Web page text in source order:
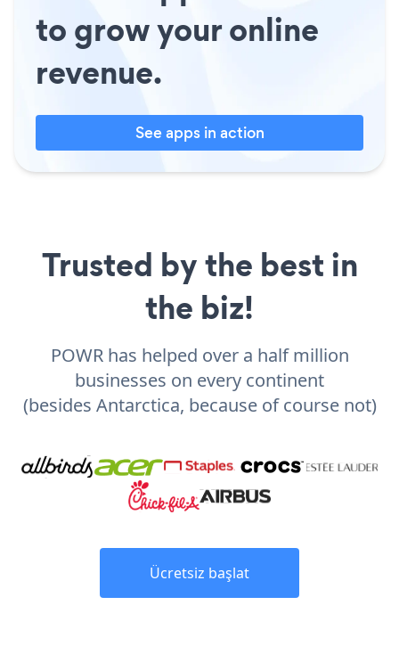
to grow your online
revenue.
See apps in action
Trusted by the best in
the biz!
POWR has helped over a half million
businesses on every continent
(besides Antarctica, because of course not)
Ücretsiz başlat